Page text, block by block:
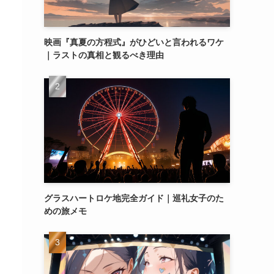
映画『真夏の方程式』がひどいと言われるワケ
｜ラストの真相と観るべき理由
グラスハートロケ地完全ガイド｜巡礼女子のた
めの旅メモ